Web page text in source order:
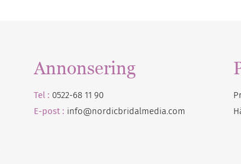
Annonsering
Tel : 0522-68 11 90
E-post : info@nordicbridalmedia.com